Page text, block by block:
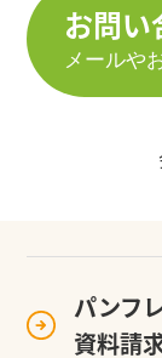
お問い
メールや
パンフ
資料請